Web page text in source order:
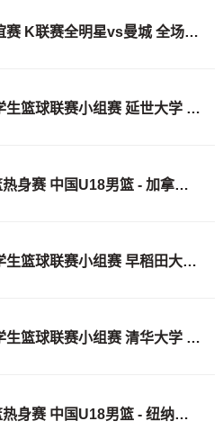
2026年08月05日 足球友谊赛 K联赛全明星vs曼城 全场录像
2026年08月04日 亚洲大学生篮球联赛小组赛 延世大学 VS 北京大学 全场录像
2026年08月04日国青男篮热身赛 中国U18男篮 - 加拿大大卫·安篮球学院 全场录像
2026年08月04日 亚洲大学生篮球联赛小组赛 早稻田大学 VS 清华大学 全场录像
2026年08月02日 亚洲大学生篮球联赛小组赛 清华大学 VS 悉尼大学 全场录像
2026年08月02日国青男篮热身赛 中国U18男篮 - 纽纳华丁闪电队 全场录像